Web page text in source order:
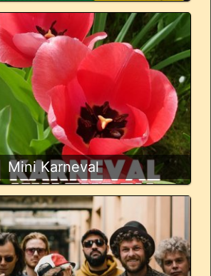
Mini Karneval